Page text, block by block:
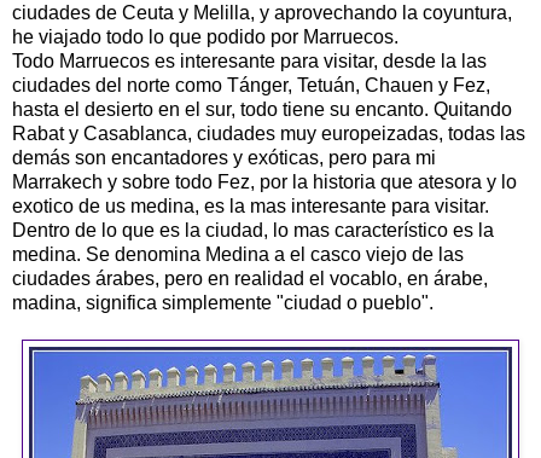
ciudades de Ceuta y Melilla, y aprovechando la coyuntura,
he viajado todo lo que podido por Marruecos.
Todo Marruecos es interesante para visitar, desde la las
ciudades del norte como Tánger, Tetuán, Chauen y Fez,
hasta el desierto en el sur, todo tiene su encanto. Quitando
Rabat y Casablanca, ciudades muy europeizadas, todas las
demás son encantadores y exóticas, pero para mi
Marrakech y sobre todo Fez, por la historia que atesora y lo
exotico de us medina, es la mas interesante para visitar.
Dentro de lo que es la ciudad, lo mas característico es la
medina. Se denomina Medina a el casco viejo de las
ciudades árabes, pero en realidad el vocablo, en árabe,
madina, significa simplemente "ciudad o pueblo".